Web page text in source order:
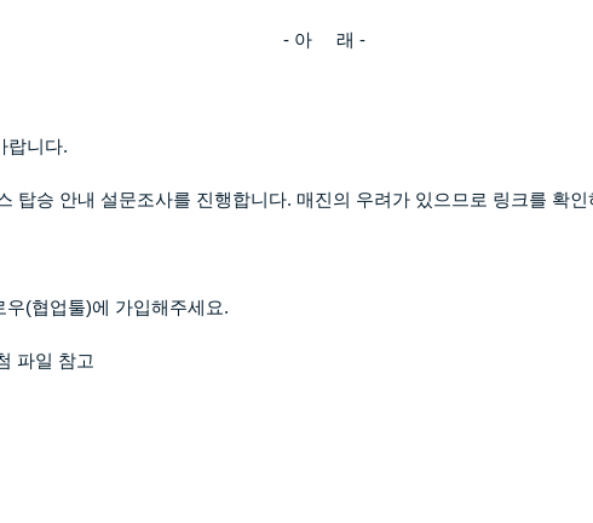
- 아 래 -
랍니다.
탑승 안내 설문조사를 진행합니다.매진의 우려가 있으므로 링크를 확
우(협업툴)에 가입해주세요.
파일 참고